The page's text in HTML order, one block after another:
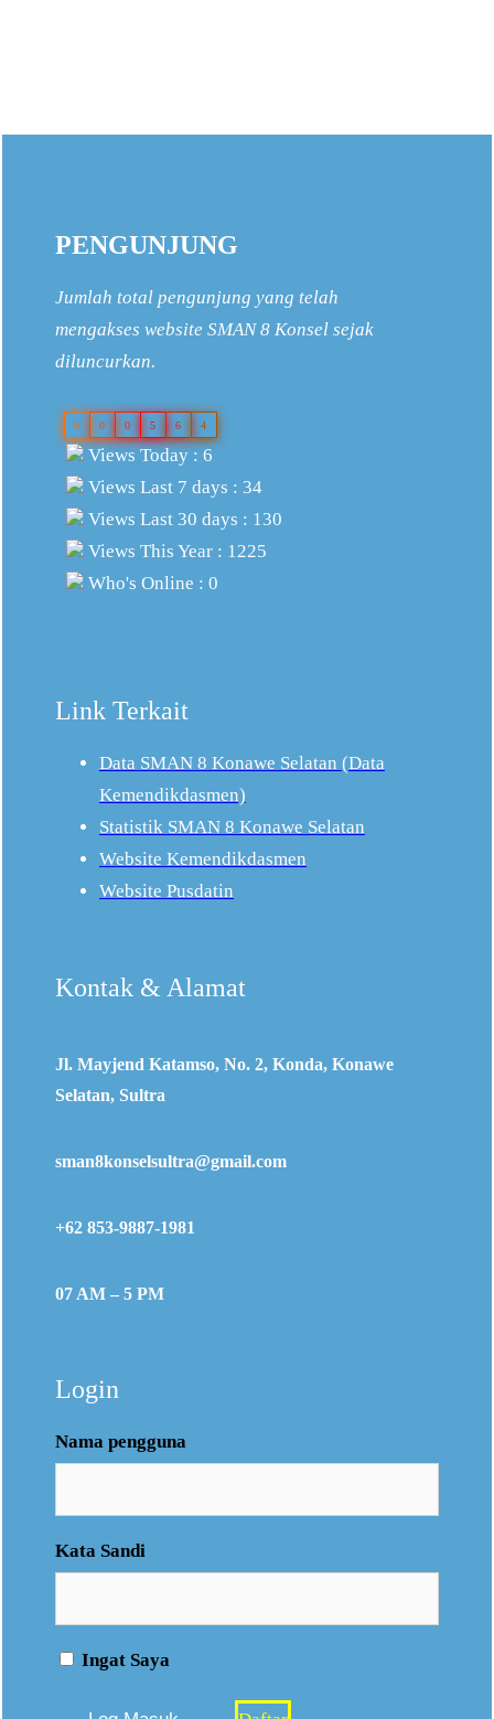
PENGUNJUNG
Jumlah total pengunjung yang telah
mengakses website SMAN 8 Konsel sejak
diluncurkan.
0 0 0 5 6 4
Views Today : 6
Views Last 7 days : 34
Views Last 30 days : 130
Views This Year : 1225
Who's Online : 0
Link Terkait
Data SMAN 8 Konawe Selatan (Data
Kemendikdasmen)
Statistik SMAN 8 Konawe Selatan
Website Kemendikdasmen
Website Pusdatin
Kontak & Alamat
Jl. Mayjend Katamso, No. 2, Konda, Konawe
Selatan, Sultra
sman8konselsultra@gmail.com
+62 853-9887-1981
07 AM – 5 PM
Login
Nama pengguna
Kata Sandi
Ingat Saya